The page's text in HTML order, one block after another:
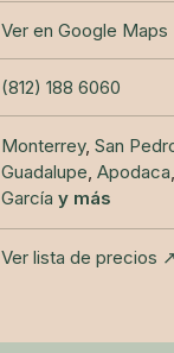
Ver en Google
(812) 188 6060
Monterrey, San
Guadalupe, Apodaca,
García y más
Ver lista de precios ↗